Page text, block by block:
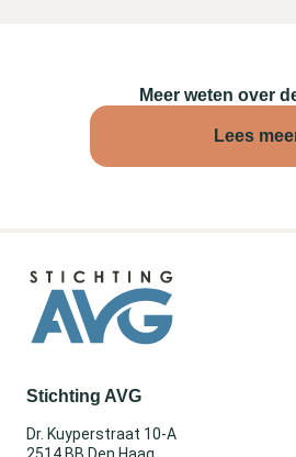
Meer weten over
Lees
Stichting AVG
Dr. Kuyperstraat 10-A